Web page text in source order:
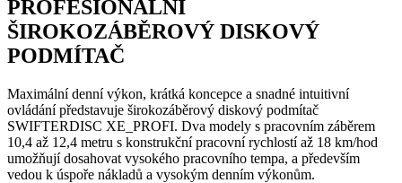
PROFESIONÁLNÍ
ŠIROKOZÁBĚROVÝ DISKOVÝ
PODMÍTAČ
Maximální denní výkon, krátká koncepce a snadné intuitivní
ovládání představuje širokozáběrový diskový podmítač
SWIFTERDISC XE_PROFI. Dva modely s pracovním záběrem
10,4 až 12,4 metru s konstrukční pracovní rychlostí až 18 km/hod
umožňují dosahovat vysokého pracovního tempa, a především
vedou k úspoře nákladů a vysokým denním výkonům.